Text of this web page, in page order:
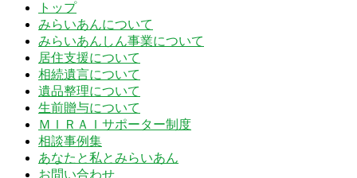
トップ
みらいあんについて
みらいあんしん事業について
居住支援について
相続遺言について
遺品整理について
生前贈与について
ＭＩＲＡＩサポーター制度
相談事例集
あなたと私とみらいあん
お問い合わせ